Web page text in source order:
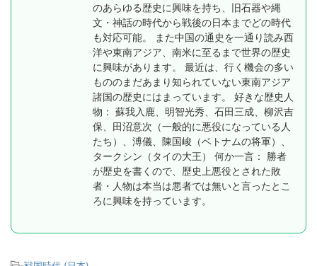
のあらゆる歴史に興味を持ち、旧石器や縄
文・神話の時代から戦後の日本までどの時代
も対応可能。 また中国の通史を一通り読み西
洋や東南アジア、南米に至るまで世界の歴史
に興味があります。 最近は、行く機会の多い
もののまだあまり知られていない東南アジア
諸国の歴史にはまっています。 好きな歴史人
物： 蘇我入鹿、明智光秀、石田三成、柳沢吉
保、田沼意次（一般的に悪役になっている人
たち）、溥儀、陳国峻（ベトナムの将軍）、
タークシン（タイの大王） 何か一言： 勝者
が歴史を書くので、歴史上悪役とされた敗
者・人物は本当は悪者では無いと言ったとこ
ろに興味を持っています。